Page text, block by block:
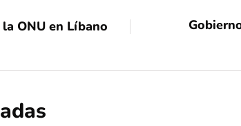
ONU en Líbano